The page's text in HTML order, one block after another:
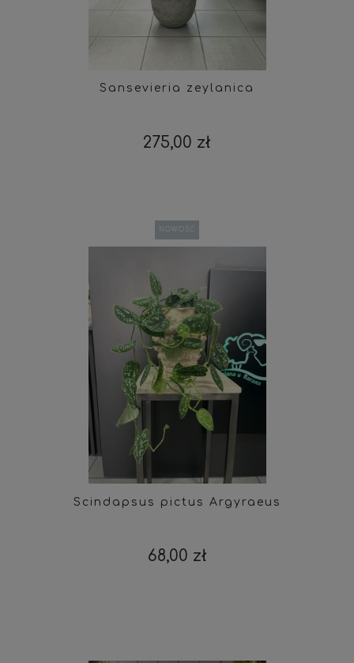
Sansevieria zeylanica
275,00 zł
Scindapsus pictus Argyraeus
68,00 zł
NOWOŚĆ